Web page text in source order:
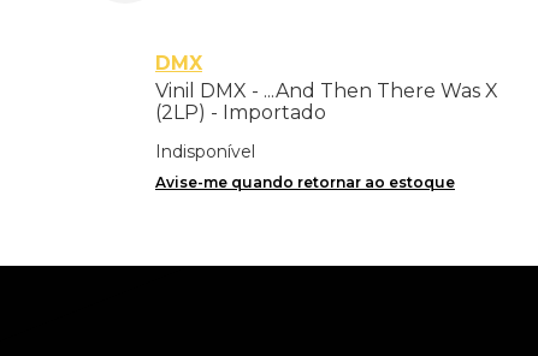
DMX
Vinil DMX - ...And Then There Was X
(2LP) - Importado
Indisponível
Avise-me quando retornar ao estoque